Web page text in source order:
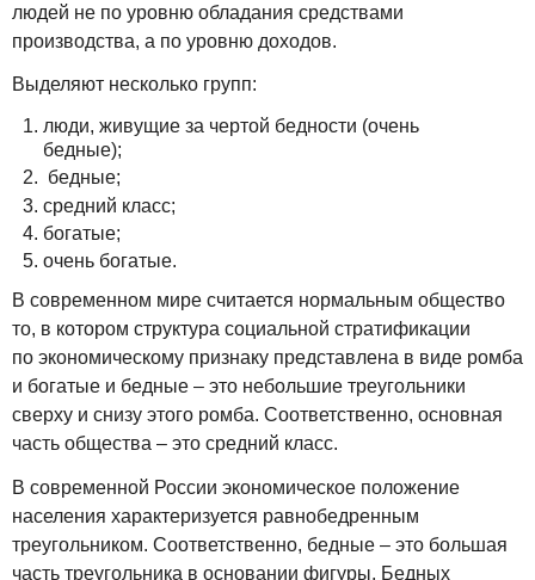
людей не по уровню обладания средствами
производства, а по уровню доходов.
Выделяют несколько групп:
люди, живущие за чертой бедности (очень
бедные);
бедные;
средний класс;
богатые;
очень богатые.
В современном мире считается нормальным общество
то, в котором структура социальной стратификации
по экономическому признаку представлена в виде ромба
и богатые и бедные – это небольшие треугольники
сверху и снизу этого ромба. Соответственно, основная
часть общества – это средний класс.
В современной России экономическое положение
населения характеризуется равнобедренным
треугольником. Соответственно, бедные – это большая
часть треугольника в основании фигуры. Бедных